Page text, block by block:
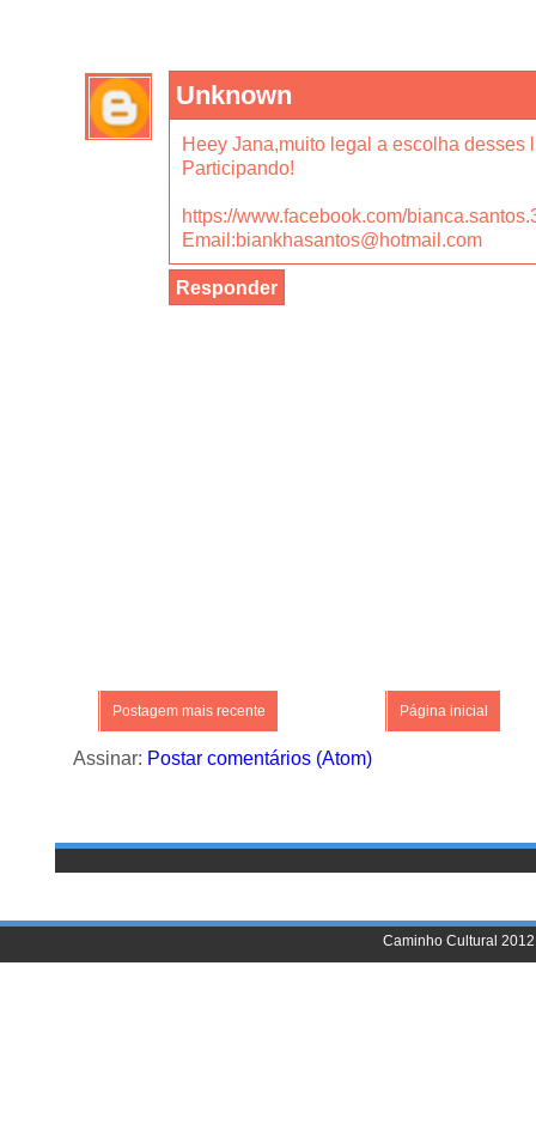
Unknown
Heey Jana,muito legal a escolha desses
Participando!
https://www.facebook.com/
Email:biankhasantos@hotmail.com
Responder
Postagem mais recente Página inicial
Assinar: Postar comentários (Atom)
Caminho Cultural